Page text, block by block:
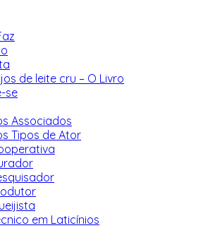
de leite cru – O Livro
se
Associados
Tipos de Ator
em Laticínios